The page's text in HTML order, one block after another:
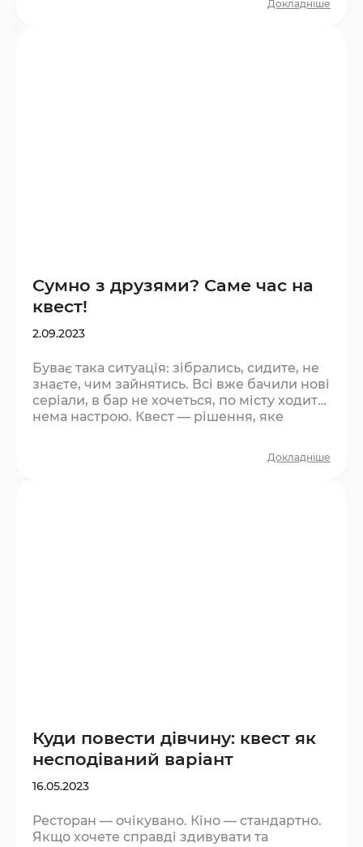
час квесту? За годину ви проживаєте цілу
Докладніше
Сумно з друзями? Саме час на
квест!
2.09.2023
Буває така ситуація: зібрались, сидите, не
знаєте, чим зайнятись. Всі вже бачили нові
серіали, в бар не хочеться, по місту ходити
нема настрою. Квест — рішення, яке
треба нічого вигадувати — є місце, є час, є
Докладніше
Куди повести дівчину: квест як
несподіваний варіант
16.05.2023
Ресторан — очікувано. Кіно — стандартно.
Якщо хочете справді здивувати та